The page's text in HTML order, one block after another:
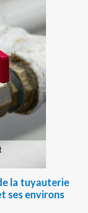
la tuyauterie
ses environs